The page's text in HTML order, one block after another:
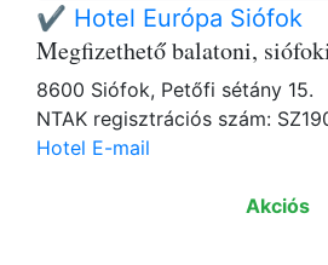
✔️ Hotel Európa Siófok
Megfizethető balatoni,
8600 Siófok, Petőfi sétány 15.
NTAK regisztrációs szám:
Hotel E-mail
Akciós